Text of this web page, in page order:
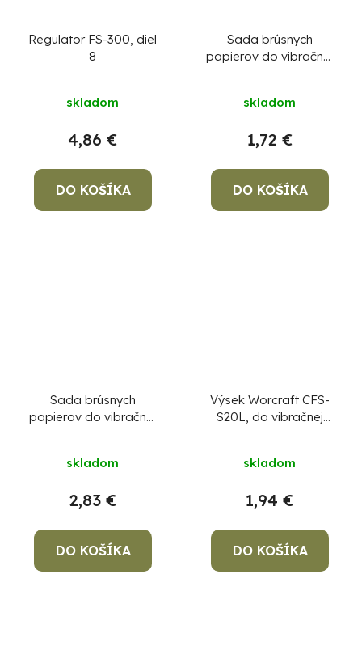
Regulator FS-300, diel
8
skladom
4,86 €
DO KOŠÍKA
Sada brúsnych
papierov do vibračnej
otvormi, bal. 10 ks
skladom
1,72 €
DO KOŠÍKA
Sada brúsnych
papierov do vibračnej
otvormi, bal. 10 ks
skladom
2,83 €
DO KOŠÍKA
Výsek Worcraft CFS-
S20L, do vibračnej
bal. 5 ks
skladom
1,94 €
DO KOŠÍKA